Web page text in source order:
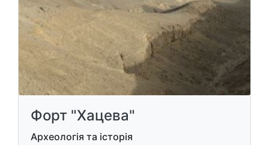
Форт "Хацева"
Археологія та історія